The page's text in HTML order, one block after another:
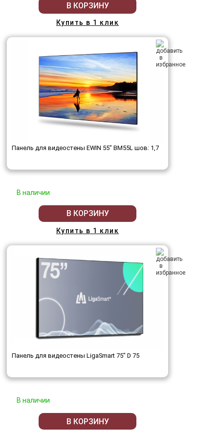
В КОРЗИНУ
Купить в 1 клик
Панель для видеостены EWIN 55" BM55L шов: 1,7
В наличии
В КОРЗИНУ
Купить в 1 клик
Панель для видеостены LigaSmart 75" D 75
В наличии
В КОРЗИНУ